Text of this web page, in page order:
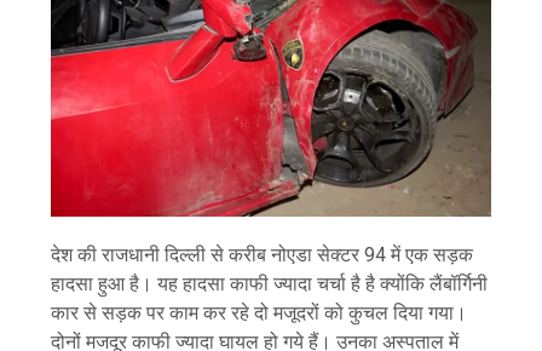
देश की राजधानी दिल्ली से करीब नोएडा सेक्टर 94 में एक सड़क
हादसा हुआ है। यह हादसा काफी ज्यादा चर्चा है है क्योंकि लैंबॉर्गिनी
कार से सड़क पर काम कर रहे दो मजूदरों को कुचल दिया गया।
दोनों मजदूर काफी ज्यादा घायल हो गये हैं। उनका अस्पताल में